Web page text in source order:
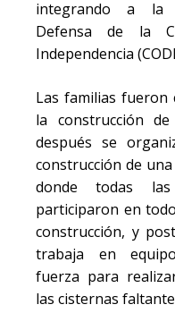
integrando a la
Defensa de la
Independencia
Las familias fueron
la construcción
después se
construcción de
donde todas
participaron en
construcción, y
trabaja en
fuerza para
las cisternas